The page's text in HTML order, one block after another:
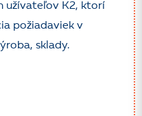
užívateľov K2, ktorí
požiadaviek v
sklady.